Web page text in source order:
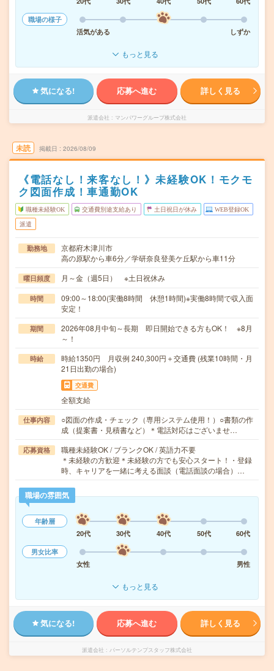
職場の様子
活気がある
しずか
もっと見る
気になる! 応募へ進む 詳しく見る
派遣会社 マンパワーグループ株式会社
未読 掲載日 2026/08/09
《電話なし！来客なし！》未経験OK！モクモ
ク図面作成！車通勤OK
職種未経験OK 交通費別途支給あり 土日祝日が休み WEB登録OK
派遣
勤務地
京都府木津川市
高の原駅から車6分／学研奈良登美ケ丘駅から車11分
曜日頻度 月～金（週5日） ※土日祝休み
時間
09:00～18:00(実働8時間 休憩1時間)※実働8時間で収入面
安定！
期間
2026年08月中旬～長期 即日開始できる方もOK！ ※8月
～！
時給
時給1350円 月収例 240,300円＋交通費 (残業10時間・月
21日出勤の場合)
交通費
全額支給
仕事内容
○図面の作成・チェック（専用システム使用！）○書類の作
成（提案書・見積書など）＊電話対応はございませ…
応募資格
職種未経験OK / ブランクOK / 英語力不要
＊未経験の方歓迎＊未経験の方でも安心スタート！・登録
時、キャリアを一緒に考える面談（電話面談の場合）…
職場の雰囲気
年齢層
20代
30代 40代 50代
60代
男女比率
女性
男性
もっと見る
気になる! 応募へ進む 詳しく見る
派遣会社 パーソルテンプスタッフ株式会社